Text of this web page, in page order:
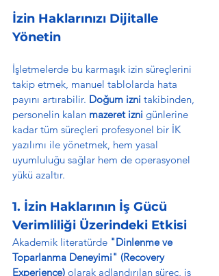
İzin Haklarınızı Dijitalle
Yönetin
İşletmelerde bu karmaşık izin süreçlerini
takip etmek, manuel tablolarda hata
payını artırabilir. Doğum izni takibinden,
personelin kalan mazeret izni günlerine
kadar tüm süreçleri profesyonel bir İK
yazılımı ile yönetmek, hem yasal
uyumluluğu sağlar hem de operasyonel
yükü azaltır.
1. İzin Haklarının İş Gücü
Verimliliği Üzerindeki Etkisi
Akademik literatürde "Dinlenme ve
Toparlanma Deneyimi" (Recovery
Experience) olarak adlandırılan süreç, iş